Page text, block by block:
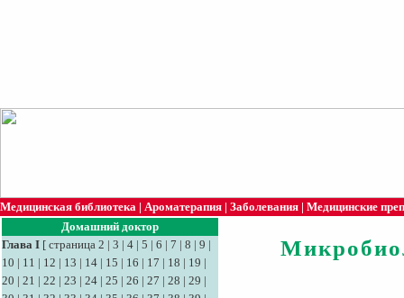
Медицинская библиотека | Ароматерапия | Заболевания | Медицинские
Домашний доктор
Глава I [ страница 2 | 3 | 4 | 5 | 6 | 7 | 8 | 9 |
10 | 11 | 12 | 13 | 14 | 15 | 16 | 17 | 18 | 19 |
20 | 21 | 22 | 23 | 24 | 25 | 26 | 27 | 28 | 29 |